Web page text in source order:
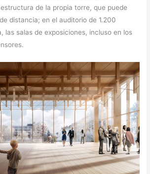
de la propia torre, que puede
distancia; en el auditorio de 1.200
las salas de exposiciones, incluso en los